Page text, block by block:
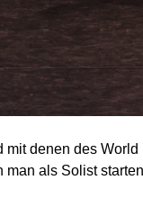
denen des
als Solist